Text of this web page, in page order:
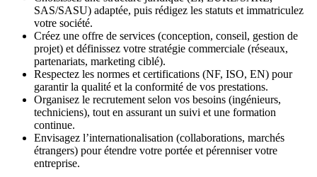
SAS/SASU) adaptée, puis rédigez les statuts et immatriculez
votre société.
Créez une offre de services (conception, conseil, gestion de
projet) et définissez votre stratégie commerciale (réseaux,
partenariats, marketing ciblé).
Respectez les normes et certifications (NF, ISO, EN) pour
garantir la qualité et la conformité de vos prestations.
Organisez le recrutement selon vos besoins (ingénieurs,
techniciens), tout en assurant un suivi et une formation
continue.
Envisagez l’internationalisation (collaborations, marchés
étrangers) pour étendre votre portée et pérenniser votre
entreprise.